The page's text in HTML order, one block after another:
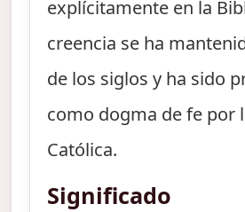
explícitamente en la
creencia se ha
de los siglos y ha sido
como dogma de fe por
Católica.
Significado